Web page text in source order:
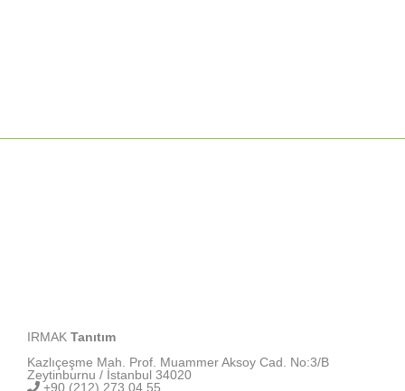
IRMAK Tanıtım
Kazlıçeşme Mah. Prof. Muammer Aksoy Cad. No:3/B
Zeytinburnu / İstanbul 34020
+90 (212) 273 04 55